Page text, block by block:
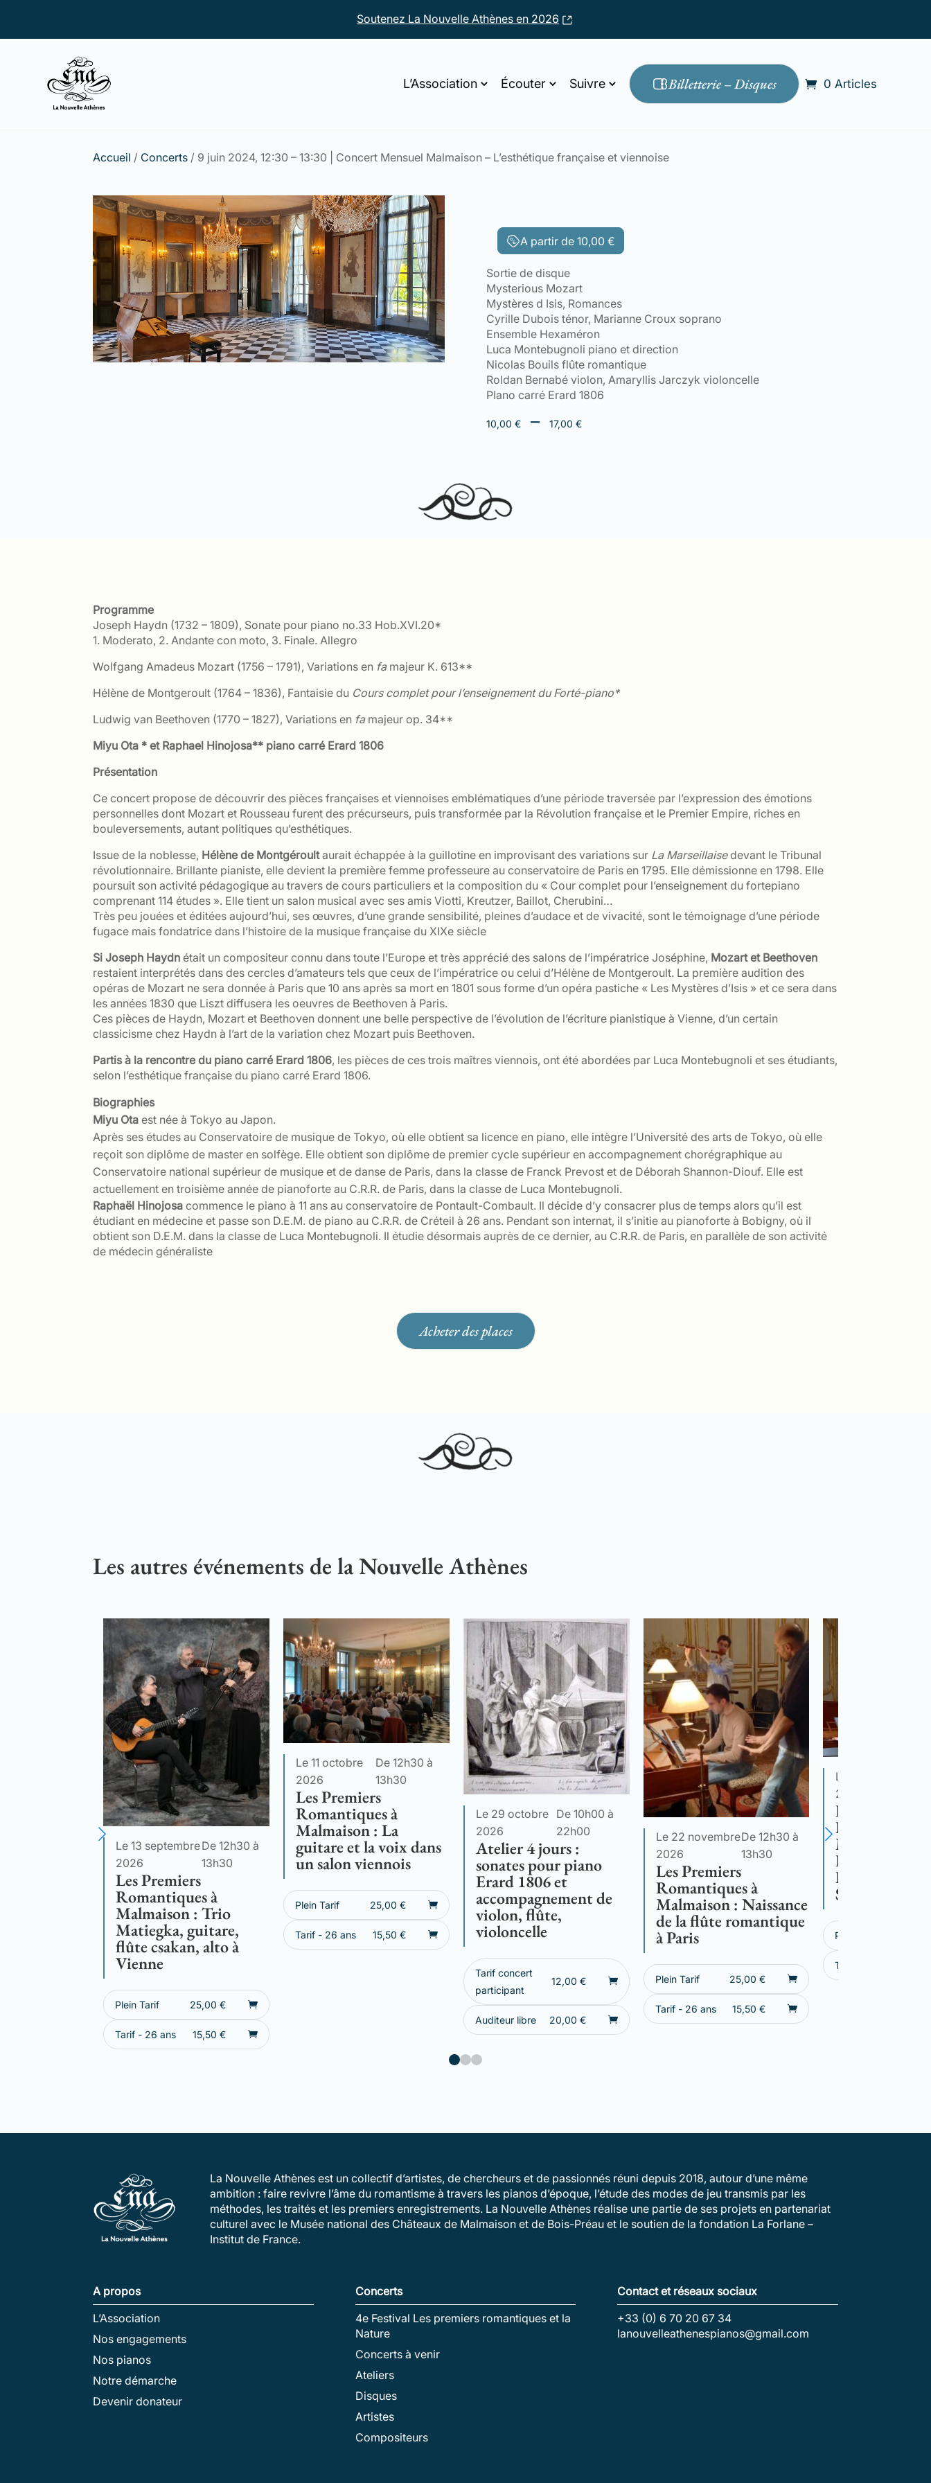
Soutenez La Nouvelle Athènes en 2026
L’Association Écouter Suivre Billetterie – Disques 0 Articles
Accueil / Concerts / 9 juin 2024, 12:30 – 13:30 | Concert Mensuel Malmaison – L’esthétique française et viennoise
A partir de 10,00 €
Sortie de disque
Mysterious Mozart
Mystères d Isis, Romances
Cyrille Dubois ténor, Marianne Croux soprano
Ensemble Hexaméron
Luca Montebugnoli piano et direction
Nicolas Bouils flûte romantique
Roldan Bernabé violon, Amaryllis Jarczyk violoncelle
PIano carré Erard 1806
10,00 € – 17,00 €Plage
Programme
Joseph Haydn (1732 – 1809), Sonate pour piano no.33 Hob.XVI.20*
1. Moderato, 2. Andante con moto, 3. Finale. Allegro
Wolfgang Amadeus Mozart (1756 – 1791), Variations en fa majeur K. 613**
Hélène de Montgeroult (1764 – 1836), Fantaisie du Cours complet pour l’enseignement du Forté-piano*
Ludwig van Beethoven (1770 – 1827), Variations en fa majeur op. 34**
Miyu Ota * et Raphael Hinojosa** piano carré Erard 1806
Présentation
Ce concert propose de découvrir des pièces françaises et viennoises emblématiques d’une période traversée par l’expression des émotions
personnelles dont Mozart et Rousseau furent des précurseurs, puis transformée par la Révolution française et le Premier Empire, riches en
bouleversements, autant politiques qu’esthétiques.
Issue de la noblesse, Hélène de Montgéroultaurait échappée à la guillotine en improvisant des variations sur La Marseillaisedevant le Tribunal
révolutionnaire. Brillante pianiste, elle devient la première femme professeure au conservatoire de Paris en 1795. Elle démissionne en 1798. Elle
poursuit son activité pédagogique au travers de cours particuliers et la composition du « Cour complet pour l’enseignement du fortepiano
comprenant 114 études ». Elle tient un salon musical avec ses amis Viotti, Kreutzer, Baillot, Cherubini…
Très peu jouées et éditées aujourd’hui, ses œuvres, d’une grande sensibilité, pleines d’audace et de vivacité, sont le témoignage d’une période
fugace mais fondatrice dans l’histoire de la musique française du XIXe siècle
Si Joseph Haydn était un compositeur connu dans toute l’Europe et très apprécié des salons de l’impératrice Joséphine, Mozart et Beethoven
restaient interprétés dans des cercles d’amateurs tels que ceux de l’impératrice ou celui d’Hélène de Montgeroult. La première audition des
opéras de Mozart ne sera donnée à Paris que 10 ans après sa mort en 1801 sous forme d’un opéra pastiche « Les Mystères d’Isis » et ce sera dans
les années 1830 que Liszt diffusera les oeuvres de Beethoven à Paris.
Ces pièces de Haydn, Mozart et Beethoven donnent une belle perspective de l’évolution de l’écriture pianistique à Vienne, d’un certain
classicisme chez Haydn à l’art de la variation chez Mozart puis Beethoven.
Partis à la rencontre du piano carré Erard 1806, les pièces de ces trois maîtres viennois, ont été abordées par Luca Montebugnoli et ses étudiants,
selon l’esthétique française du piano carré Erard 1806.
Biographies
Miyu Ota est née à Tokyo au Japon.
Après ses études au Conservatoire de musique de Tokyo, où elle obtient sa licence en piano, elle intègre l’Université des arts de Tokyo, où elle
reçoit son diplôme de master en solfège. Elle obtient son diplôme de premier cycle supérieur en accompagnement chorégraphique au
Conservatoire national supérieur de musique et de danse de Paris, dans la classe de Franck Prevost et de Déborah Shannon-Diouf. Elle est
actuellement en troisième année de pianoforte au C.R.R. de Paris, dans la classe de Luca Montebugnoli.
Raphaël Hinojosa commence le piano à 11 ans au conservatoire de Pontault-Combault. Il décide d’y consacrer plus de temps alors qu’il est
étudiant en médecine et passe son D.E.M. de piano au C.R.R. de Créteil à 26 ans. Pendant son internat, il s’initie au pianoforte à Bobigny, où il
obtient son D.E.M. dans la classe de Luca Montebugnoli. Il étudie désormais auprès de ce dernier, au C.R.R. de Paris, en parallèle de son activité
de médecin généraliste
Acheter des places
Les autres événements de la Nouvelle Athènes
Le 13 septembre
2026
De 12h30 à
13h30
Les Premiers
Romantiques à
Malmaison : Trio
Matiegka, guitare,
flûte csakan, alto à
Vienne
Plein Tarif 25,00€
Tarif - 26 ans 15,50€
Le 11 octobre
2026
De 12h30 à
13h30
Les Premiers
Romantiques à
Malmaison : La
guitare et la voix dans
un salon viennois
Plein Tarif 25,00 €
Tarif - 26 ans 15,50 €
Le 29 octobre
2026
De 10h00 à
22h00
Atelier 4 jours :
sonates pour piano
Erard 1806 et
accompagnement de
violon, flûte,
violoncelle
Tarif concert
participant
12,00 €
Auditeur libre 20,00 €
Le 22 novembre
2026
De 12h30 à
13h30
Les Premiers
Romantiques à
Malmaison : Naissance
de la flûte romantique
à Paris
Plein Tarif 25,00€
Tarif - 26 ans 15,50€
Le 13 décembre
2026
Les Premiers
Romantiques
Malmaison :
Romances de
Hortense à
Sagazan
Plein Tarif
Tarif - 26 ans
La Nouvelle Athènes est un collectif d’artistes, de chercheurs et de passionnés réuni depuis 2018, autour d’une même
ambition : faire revivre l’âme du romantisme à travers les pianos d’époque, l’étude des modes de jeu transmis par les
méthodes, les traités et les premiers enregistrements. La Nouvelle Athènes réalise une partie de ses projets en partenariat
culturel avec le Musée national des Châteaux de Malmaison et de Bois-Préau et le soutien de la fondation La Forlane –
Institut de France.
A propos
L’Association
Nos engagements
Nos pianos
Notre démarche
Devenir donateur
Concerts
4e Festival Les premiers romantiques et la
Nature
Concerts à venir
Ateliers
Disques
Artistes
Compositeurs
Contact et réseaux sociaux
+33 (0) 6 70 20 67 34
lanouvelleathenespianos@gmail.com